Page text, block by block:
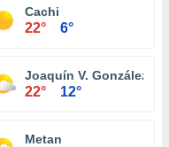
Cachi
22° 6°
Joaquín V. González
22° 12°
Metan